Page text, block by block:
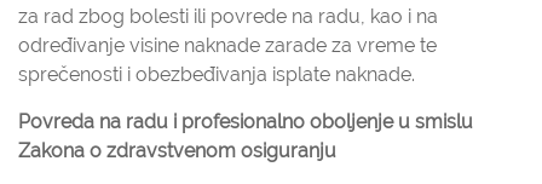
za rad zbog bolesti ili povrede na radu, kao i na
određivanje visine naknade zarade za vreme te
sprečenosti i obezbeđivanja isplate naknade.
Povreda na radu i profesionalno oboljenje u smislu
Zakona o zdravstvenom osiguranju